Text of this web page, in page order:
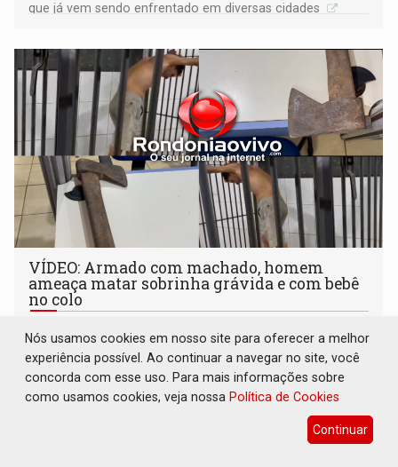
que já vem sendo enfrentado em diversas cidades
VÍDEO: Armado com machado, homem
ameaça matar sobrinha grávida e com bebê
no colo
Crime foi registrado na zona Sul de Porto Velho
Nós usamos cookies em nosso site para oferecer a melhor
experiência possível. Ao continuar a navegar no site, você
concorda com esse uso. Para mais informações sobre
como usamos cookies, veja nossa Política de Cookies
Continuar